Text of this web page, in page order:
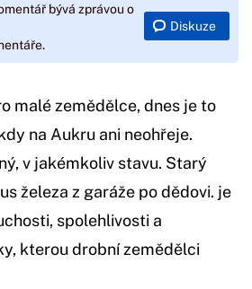
bývá zprávou o
Diskuze
malé zemědělce, dnes je to
na Aukru ani neohřeje.
v jakémkoliv stavu. Starý
železa z garáže po dědovi. je
spolehlivosti a
kterou drobní zemědělci